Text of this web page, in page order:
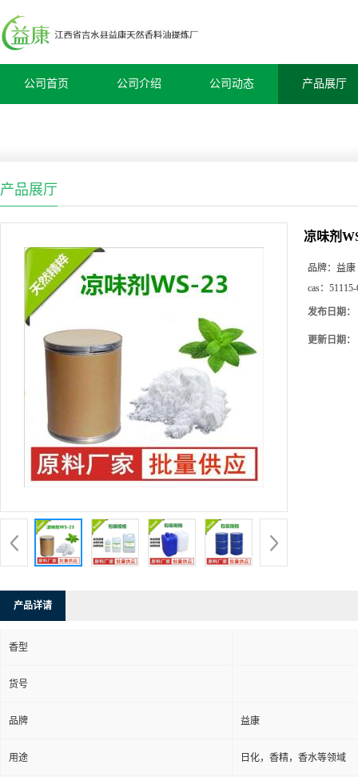
公司首页 公司介绍 公司动态 产品展厅
产品展厅
凉味剂
品牌： 益康
cas：
发布日期：
更新日期：
产品详请
香型
货号
品牌 益康
用途 日化，香精，香水等领域